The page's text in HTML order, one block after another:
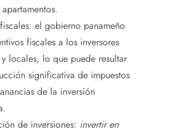
el gobierno panameño
fiscales a los inversores
locales, lo que puede resultar
significativa de impuestos
de la inversión
de inversiones: invertir en